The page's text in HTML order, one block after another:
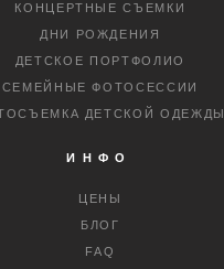
КОНЦЕРТНЫЕ СЪЕМКИ
ДНИ РОЖДЕНИЯ
ДЕТСКОЕ ПОРТФОЛИО
СЕМЕЙНЫЕ ФОТОСЕССИИ
ДЕТСКОЙ ОДЕЖДЫ
ИНФО
ЦЕНЫ
БЛОГ
FAQ